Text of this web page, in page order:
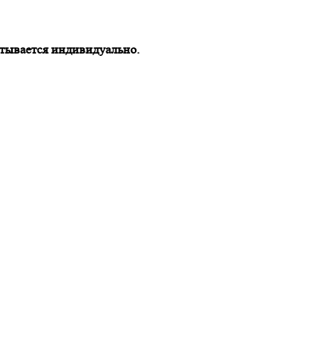
индивидуально.